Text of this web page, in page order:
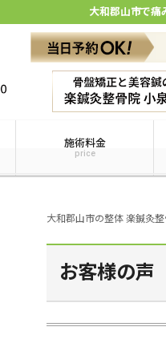
大和郡山市で痛
施術料金
price
大和郡山市の整体 楽鍼灸
お客様の声